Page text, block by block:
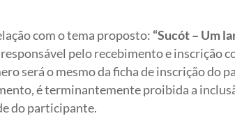
com o tema proposto: “Sucót – Um
pelo recebimento e inscrição
será o mesmo da ficha de inscrição
é terminantemente proibida a
do participante.